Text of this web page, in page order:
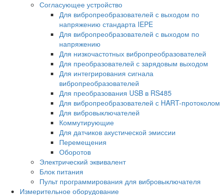
Согласующее устройство
Для вибропреобразователей с выходом по
напряжению стандарта IEPE
Для вибропреобразователей с выходом по
напряжению
Для низкочастотных вибропреобразователей
Для преобразователей с зарядовым выходом
Для интегрирования сигнала
вибропреобразователей
Для преобразования USB в RS485
Для вибропреобразователей с HART-протоколом
Для вибровыключателей
Коммутирующие
Для датчиков акустической эмиссии
Перемещения
Оборотов
Электрический эквивалент
Блок питания
Пульт программирования для вибровыключателя
Измерительное оборудование